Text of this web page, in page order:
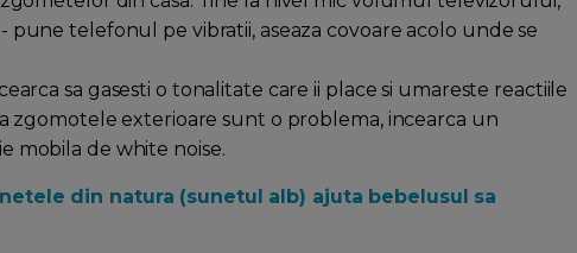
telefonul pe vibratii, aseaza covoare acolo unde se
sa gasesti o tonalitate care ii place si umareste reactiile
zgomotele exterioare sunt o problema, incearca un
mobila de white noise.
din natura (sunetul alb) ajuta bebelusul sa